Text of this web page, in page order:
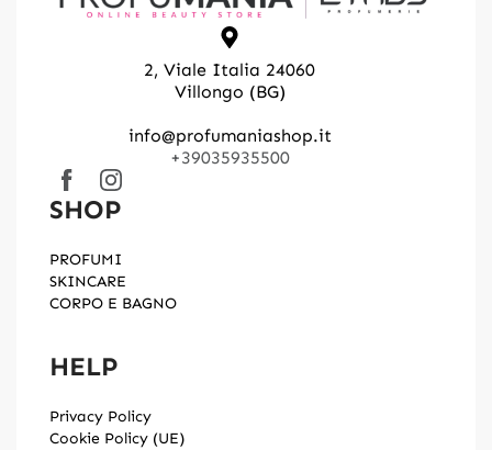
2, Viale Italia 24060
Villongo (BG)
info@profumaniashop.it
+39035935500
SHOP
PROFUMI
SKINCARE
CORPO E BAGNO
HELP
Privacy Policy
Cookie Policy (UE)